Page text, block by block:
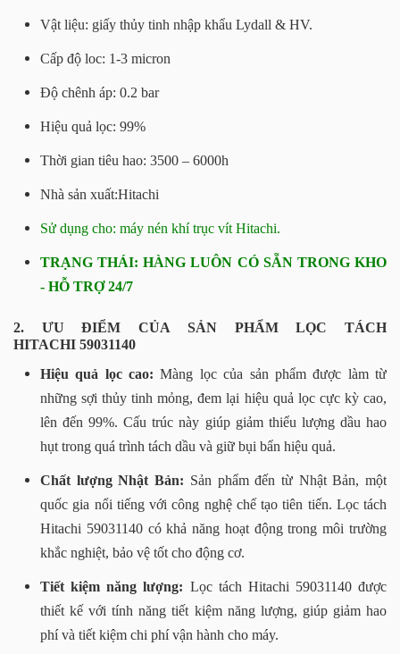
Vật liệu: giấy thủy tinh nhập khẩu Lydall & HV.
Cấp độ loc: 1-3 micron
Độ chênh áp: 0.2 bar
Hiệu quả lọc: 99%
Thời gian tiêu hao: 3500 – 6000h
Nhà sản xuất:Hitachi
Sử dụng cho: máy nén khí trục vít Hitachi.
TRẠNG THÁI: HÀNG LUÔN CÓ SẴN TRONG KHO
- HỖ TRỢ 24/7
2. ƯU ĐIỂM CỦA SẢN PHẨM LỌC TÁCH
HITACHI 59031140
Hiệu quả lọc cao: Màng lọc của sản phẩm được làm từ
những sợi thủy tinh mỏng, đem lại hiệu quả lọc cực kỳ cao,
lên đến 99%. Cấu trúc này giúp giảm thiểu lượng dầu hao
hụt trong quá trình tách dầu và giữ bụi bẩn hiệu quả.
Chất lượng Nhật Bản: Sản phẩm đến từ Nhật Bản, một
quốc gia nổi tiếng với công nghệ chế tạo tiên tiến. Lọc tách
Hitachi 59031140 có khả năng hoạt động trong môi trường
khắc nghiệt, bảo vệ tốt cho động cơ.
Tiết kiệm năng lượng: Lọc tách Hitachi 59031140 được
thiết kế với tính năng tiết kiệm năng lượng, giúp giảm hao
phí và tiết kiệm chi phí vận hành cho máy.